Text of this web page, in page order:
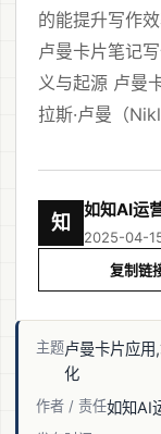
的能提升写作
卢曼卡片笔记
义与起源 卢曼
拉斯·卢曼（
知
如知AI运
2025-04-
复制链
主题卢曼卡片应
化
作者 / 责任如知AI